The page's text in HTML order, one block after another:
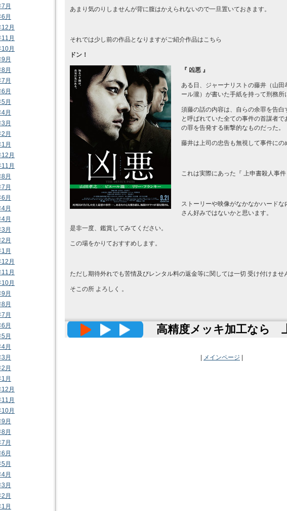
あまり気のりしませんが背に腹はかえられないので一旦置いておきます。
それでは少し前の作品となりますがご紹介作品はこちら
ドン！
『 凶悪 』
ある日、ジャーナリストの藤井（山
ール瀧）が書いた手紙を持って刑務所
須藤の話の内容は、自らの余罪を告
と呼ばれていた全ての事件の首謀者
の罪を告発する衝撃的なものだった。
藤井は上司の忠告も無視して事件に
これは実際にあった『 上申書殺人事
ストーリーや映像がなかなかハード
さん好みではないかと思います。
是非一度、鑑賞してみてください。
この場をかりておすすめします。
ただし期待外れでも苦情及びレンタル料の返金等に関しては一切 受け付けませ
そこの所 よろしく 。
高精度メッキ加工なら 上
メインページ
月
月
月
月
月
月
月
月
月
月
月
月
月
月
月
月
月
月
月
月
月
月
月
月
月
月
月
月
月
月
月
月
月
月
月
月
月
月
月
月
月
月
月
月
月
月
月
月